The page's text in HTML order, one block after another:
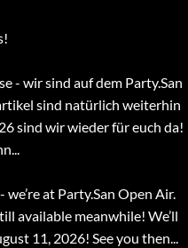
- wir sind auf dem Party.San
sind natürlich weiterhin
sind wir wieder für euch da!
at Party.San Open Air.
available meanwhile! We’ll
11, 2026! See you then...